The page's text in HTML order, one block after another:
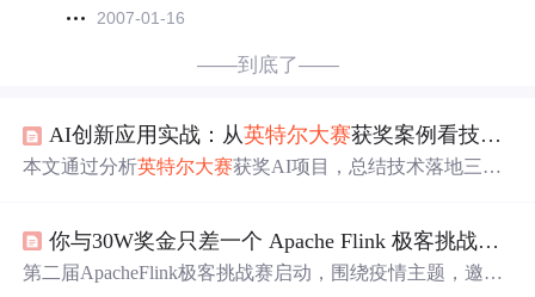
2007-01-16
——到底了——
AI创新应用实战：从英特尔大赛获奖案例看技术落地关键
本文通过分析英特尔大赛获奖AI项目，总结技术落地三大
nVINO加速及异构计算等关键技术应用，并探讨商业闭环
构建路径。
你与30W奖金只差一个 Apache Flink 极客挑战赛的报名
第二届ApacheFlink极客挑战赛启动，围绕疫情主题，邀请